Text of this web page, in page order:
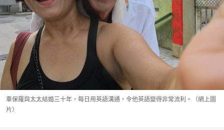
車保羅與太太結婚三十年，每日用英語溝通，令他英語變得非常流利。（網上圖
片）